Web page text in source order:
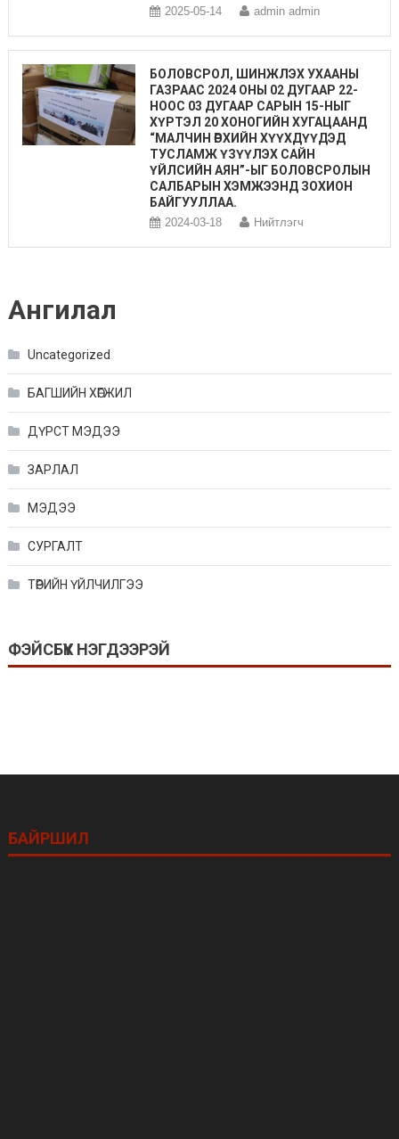
2025-05-14 admin admin
БОЛОВСРОЛ, ШИНЖЛЭХ УХААНЫ
ГАЗРААС 2024 ОНЫ 02 ДУГААР 22-
НООС 03 ДУГААР САРЫН 15-НЫГ
ХҮРТЭЛ 20 ХОНОГИЙН ХУГАЦААНД
“МАЛЧИН ӨРХИЙН ХҮҮХДҮҮДЭД
ТУСЛАМЖ ҮЗҮҮЛЭХ САЙН
ҮЙЛСИЙН АЯН”-ЫГ БОЛОВСРОЛЫН
САЛБАРЫН ХЭМЖЭЭНД ЗОХИОН
БАЙГУУЛЛАА.
2024-03-18 Нийтлэгч
Ангилал
Uncategorized
БАГШИЙН ХӨГЖИЛ
ДҮРСТ МЭДЭЭ
ЗАРЛАЛ
МЭДЭЭ
СУРГАЛТ
ТӨРИЙН ҮЙЛЧИЛГЭЭ
ФЭЙСБҮҮК НЭГДЭЭРЭЙ
БАЙРШИЛ